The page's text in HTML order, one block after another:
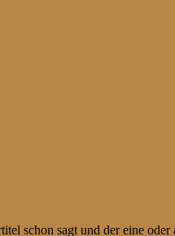
schon sagt und der eine